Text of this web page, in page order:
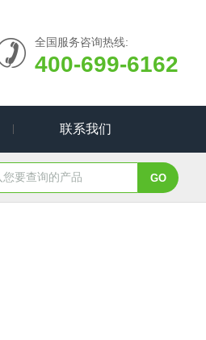
全国服务咨询热线:
400-699-6162
联系我们